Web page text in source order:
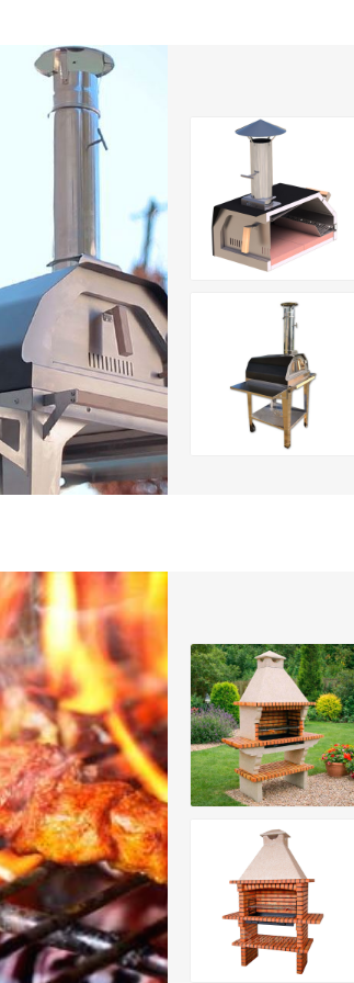
Pizza Party Ardore
Gasoven
€900,00 €738,30
Mallette avec lot
de 18 ustensiles
pour barbecue
€49,50